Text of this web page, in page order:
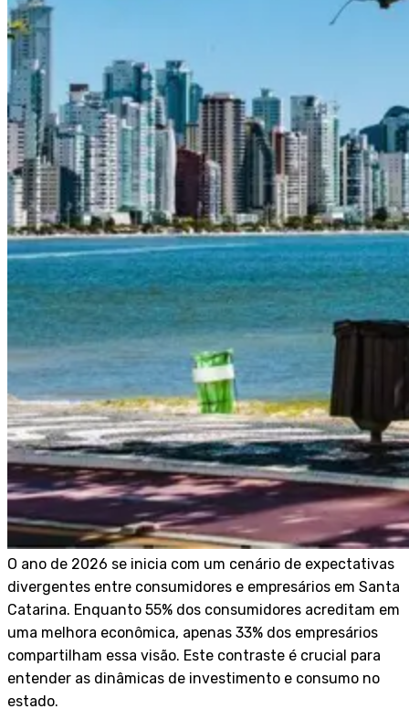
O ano de 2026 se inicia com um cenário de expectativas
divergentes entre consumidores e empresários em Santa
Catarina. Enquanto 55% dos consumidores acreditam em
uma melhora econômica, apenas 33% dos empresários
compartilham essa visão. Este contraste é crucial para
entender as dinâmicas de investimento e consumo no
estado.